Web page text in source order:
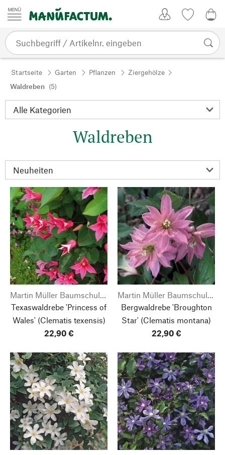
Zum Inhalt springen
Startseite Garten Pflanzen
Ziergehölze
Waldreben (5)
Waldreben
Martin Müller Baumschulen
Texaswaldrebe 'Princess of
Wales'(Clematis texensis)
22,90 €
Martin Müller Baumschulen
Bergwaldrebe 'Broughton
Star' (Clematis montana)
22,90 €